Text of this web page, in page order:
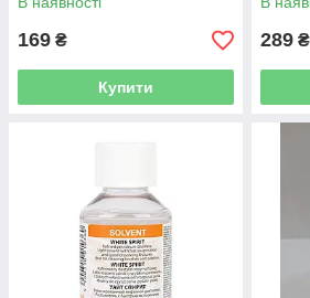
169 ₴
Купити
289 ₴